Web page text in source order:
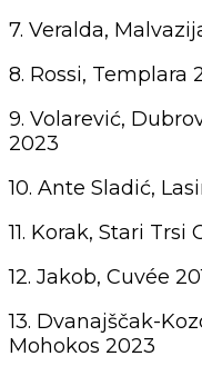
7. Veralda,
8. Rossi, Templara
9. Volarević,
2023
10. Ante Sladić,
11. Korak, Stari
12. Jakob, Cuvée
13. Dvanajščak-
Mohokos 2023